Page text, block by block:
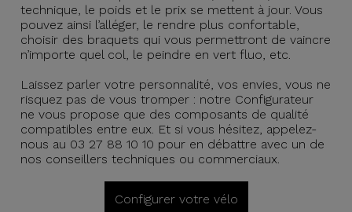
technique, le poids et le prix se mettent à jour. Vous
pouvez ainsi l’alléger, le rendre plus confortable,
choisir des braquets qui vous permettront de vaincre
n’importe quel col, le peindre en vert fluo, etc.
Laissez parler votre personnalité, vos envies, vous ne
risquez pas de vous tromper : notre Configurateur
ne vous propose que des composants de qualité
compatibles entre eux. Et si vous hésitez, appelez-
nous au 03 27 88 10 10 pour en débattre avec un de
nos conseillers techniques ou commerciaux.
Configurer votre vélo